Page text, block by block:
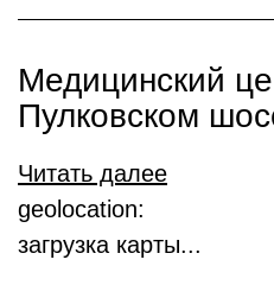
Медицинский
Пулковском
Читать далее
geolocation:
загрузка карты...